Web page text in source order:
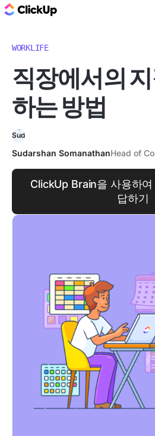
WORKLIFE
직장에서의
하는 방법
Sudarshan SomanathanHead of
ClickUp Brain을 사용하
답하기